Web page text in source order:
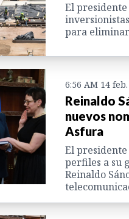
El
para
6:56 AM 14
Reinaldo
nuevos
Asfura
El
perfiles a su
Reinaldo